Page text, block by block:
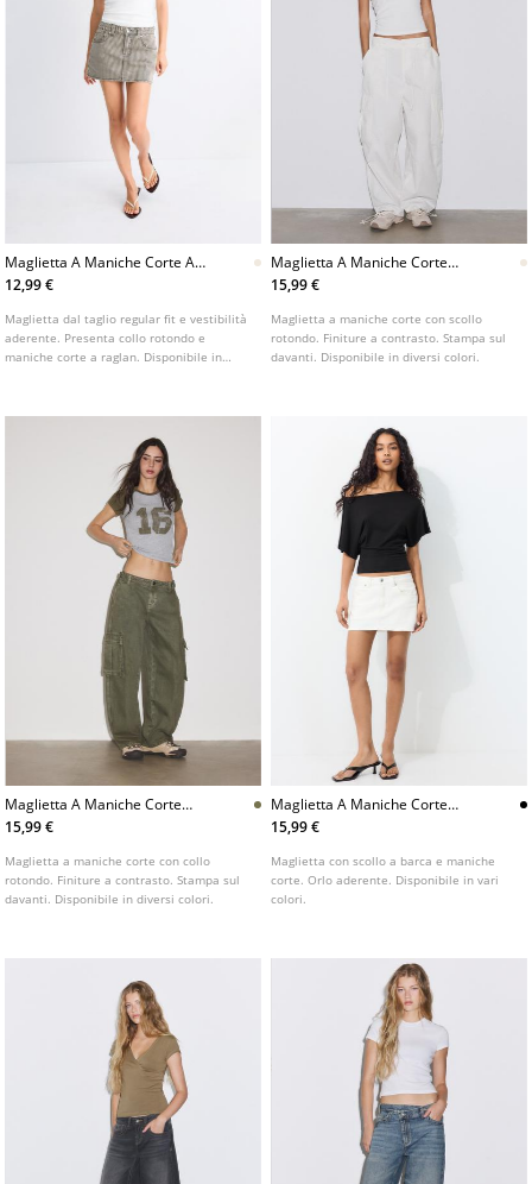
Maglietta A Maniche Corte A
Raglan
12,99 €
Maglietta dal taglio regular fit e vestibilità
aderente. Presenta collo rotondo e
maniche corte a raglan. Disponibile in
Maglietta A Maniche Corte
Con Stampa
15,99 €
Maglietta a maniche corte con scollo
rotondo. Finiture a contrasto. Stampa sul
davanti. Disponibile in diversi colori.
Maglietta A Maniche Corte
Con Stampa
15,99 €
Maglietta a maniche corte con collo
rotondo. Finiture a contrasto. Stampa sul
davanti. Disponibile in diversi colori.
Maglietta A Maniche Corte
Con Scollo A Barca
15,99 €
Maglietta con scollo a barca e maniche
corte. Orlo aderente. Disponibile in vari
colori.